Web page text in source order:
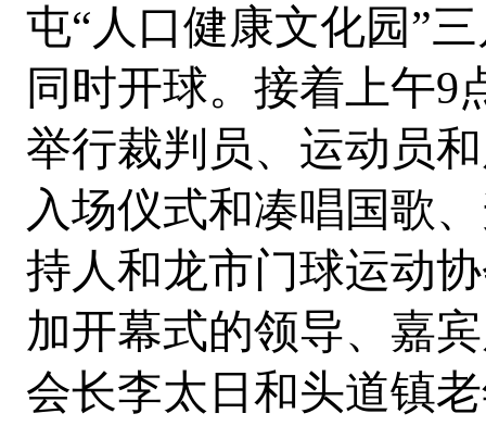
屯“人口健康文化园”
同时开球。接着上午9
举行裁判员、运动员
入场仪式和凑唱国歌
持人和龙市门球运动
加开幕式的领导、嘉
会长李太日和头道镇